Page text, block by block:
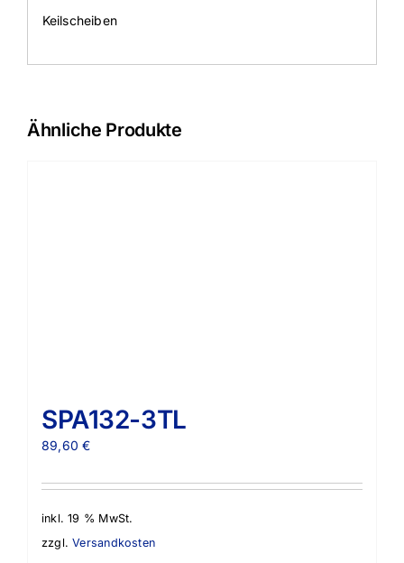
Keilscheiben
Ähnliche Produkte
SPA132-3TL
89,60€
inkl. 19 % MwSt.
zzgl.Versandkosten